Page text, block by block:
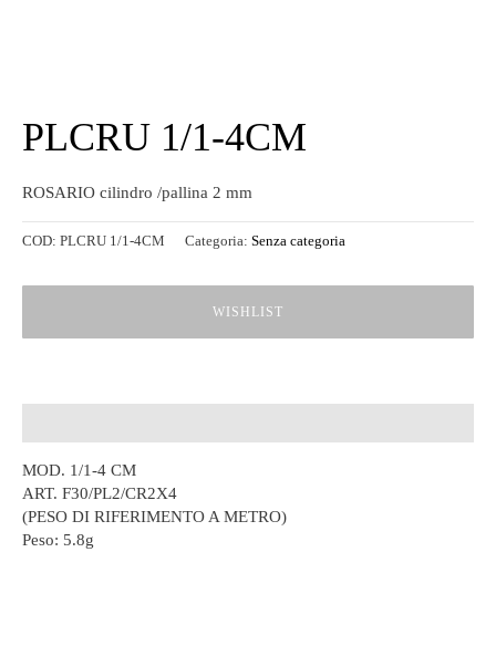
PLCRU 1/1-4CM
ROSARIO cilindro /pallina 2 mm
COD: PLCRU 1/1-4CM Categoria: Senza categoria
WISHLIST
MOD. 1/1-4 CM
ART. F30/PL2/CR2X4
(PESO DI RIFERIMENTO A METRO)
Peso: 5.8g